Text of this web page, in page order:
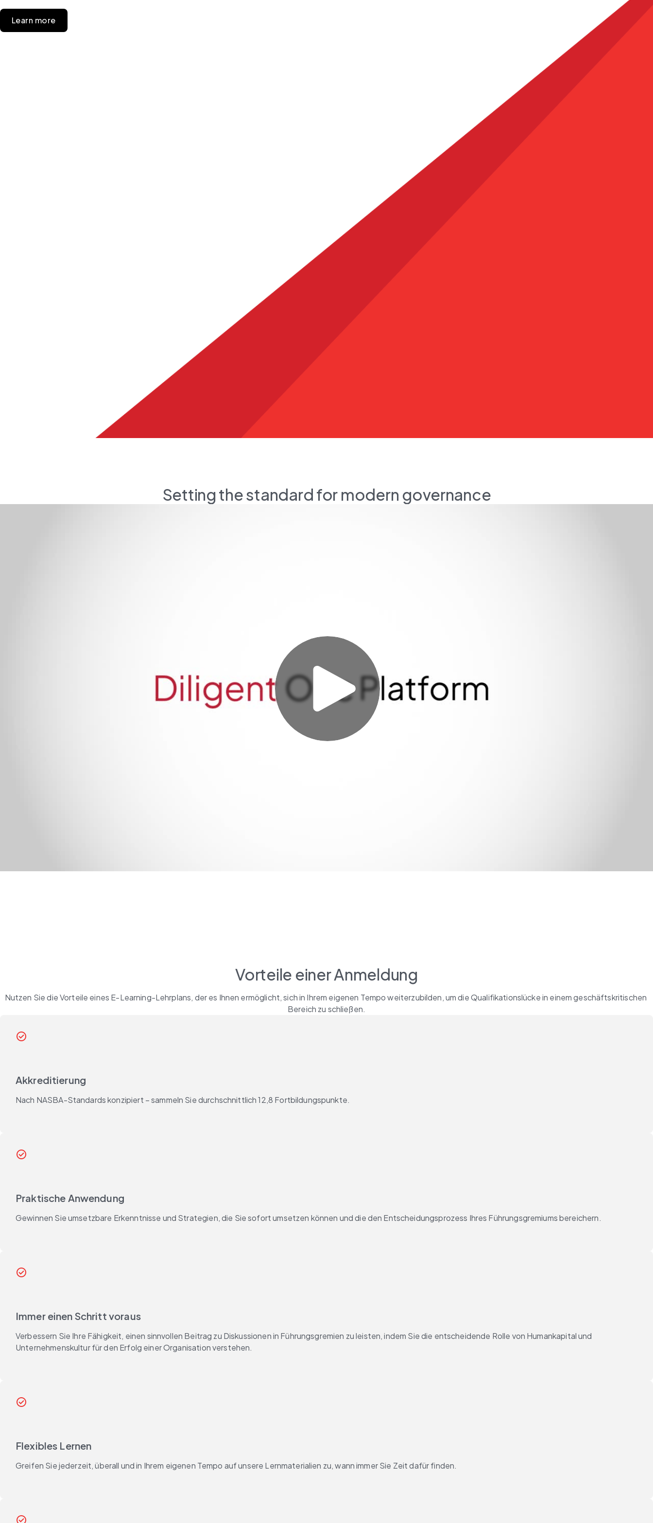
Learn more
Setting the standard for modern governance
Vorteile einer Anmeldung
Nutzen Sie die Vorteile eines E-Learning-Lehrplans, der es Ihnen ermöglicht, sich in Ihrem eigenen Tempo weiterzubilden, um die Qualifikationslücke in einem geschäftskritischen
Bereich zu schließen.
check_circle_outline
Akkreditierung
Nach NASBA-Standards konzipiert – sammeln Sie durchschnittlich 12,8 Fortbildungspunkte.
check_circle_outline
Praktische Anwendung
Gewinnen Sie umsetzbare Erkenntnisse und Strategien, die Sie sofort umsetzen können und die den Entscheidungsprozess Ihres Führungsgremiums bereichern.
check_circle_outline
Immer einen Schritt voraus
Verbessern Sie Ihre Fähigkeit, einen sinnvollen Beitrag zu Diskussionen in Führungsgremien zu leisten, indem Sie die entscheidende Rolle von Humankapital und
Unternehmenskultur für den Erfolg einer Organisation verstehen.
check_circle_outline
Flexibles Lernen
Greifen Sie jederzeit, überall und in Ihrem eigenen Tempo auf unsere Lernmaterialien zu, wann immer Sie Zeit dafür finden.
check_circle_outline